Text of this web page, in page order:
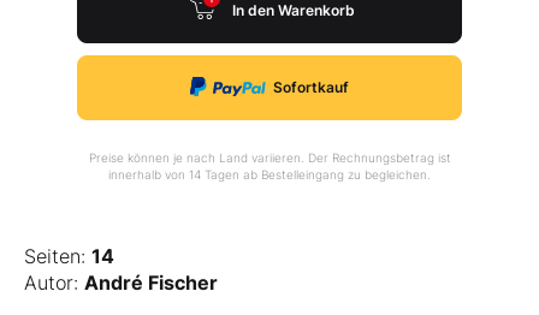
In den Warenkorb
Sofortkauf
Preise können je nach Land variieren. Der Rechnungsbetrag ist
innerhalb von 14 Tagen ab Bestelleingang zu begleichen.
Seiten: 14
Autor: André Fischer